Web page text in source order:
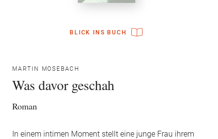
BLICK INS BUCH
MARTIN MOSEBACH
Was davor geschah
Roman
In einem intimen Moment stellt eine junge Frau ihrem